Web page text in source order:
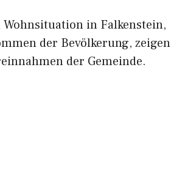
in Falkenstein,
der Bevölkerung, zeigen
der Gemeinde.